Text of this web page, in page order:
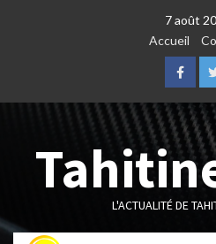
7 août
Accueil
L'ACTUALITÉ DE